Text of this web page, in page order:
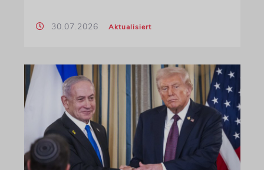
30.07.2026 Aktualisiert